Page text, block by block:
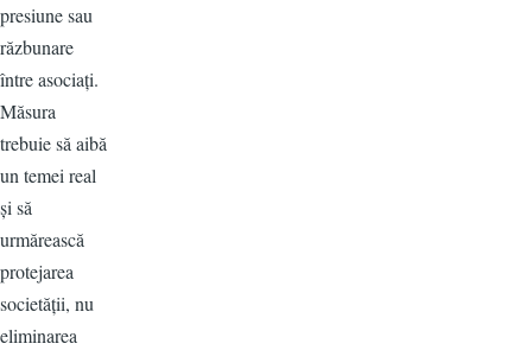
presiune sau
răzbunare
între asociați.
Măsura
trebuie să aibă
un temei real
și să
urmărească
protejarea
societății, nu
eliminarea